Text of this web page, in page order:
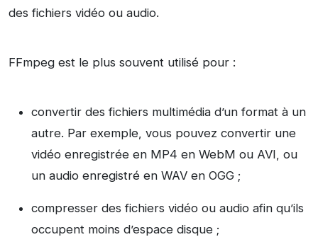
des fichiers vidéo ou audio.
FFmpeg est le plus souvent utilisé pour :
convertir des fichiers multimédia d’un format à un
autre. Par exemple, vous pouvez convertir une
vidéo enregistrée en MP4 en WebM ou AVI, ou
un audio enregistré en WAV en OGG ;
compresser des fichiers vidéo ou audio afin qu’ils
occupent moins d’espace disque ;